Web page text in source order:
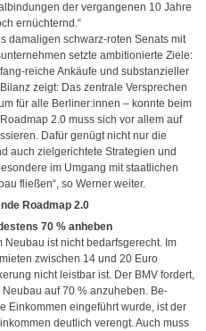
der vergangenen 10 Jahre
ernüchternd.“
damaligen schwarz-roten Senats mit
setzte ambitionierte Ziele:
reiche Ankäufe und substanzieller
zeigt: Das zentrale Versprechen
für alle Berliner:innen – konnte beim
2.0 muss sich vor allem auf
Dafür genügt nicht nur die
auch zielgerichtete Strategien und
im Umgang mit staatlichen
fließen“, so Werner weiter.
Roadmap 2.0
70 % anheben
ist nicht bedarfsgerecht. Im
zwischen 14 und 20 Euro
nicht leistbar ist. Der BMV fordert,
auf 70 % anzuheben. Be-
Einkommen eingeführt wurde, ist der
deutlich verengt. Auch muss